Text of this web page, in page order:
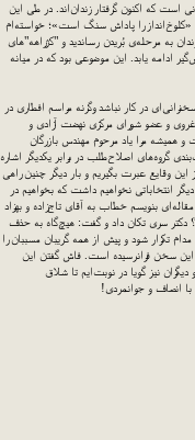
است که اکنون گرفتار زندان‌اند. در طی این
«کلوخ‌انداز را پاداش سنگ است»؛ خواسته‌ام
به مرحله‌ی بُریدن رساندید و "کژراهه‌"های
ادامه یابد. این موضوعی بود که در میانه
در کار نباشد وگرنه مراسم افطاری در
و عضو شورای مرکزی نهضت آزادی و
مرا یاد مرحوم مهندس بازرگان
شوراها و صف‌بندی گروه‌های اصلاح‌طلب در برابر یکدیگر اشاره
وقایع عبرت بگیریم و بار دیگر چنین راهی
انتخاباتی نخواهیم داشت که بخواهیم در
بنویسم خطاب به آقای تاج‌زاده و بهزاد
دکتر سری تکان داد و گفت: هیچ‌گاه به حذف
تکرار شود و پیش از همه گریبان مسببان را
سخن فرانرسیده است. فاش گفتن این
نیز گویا در نوبت‌ایم تا شلاق
انصاف و جوانمردی!